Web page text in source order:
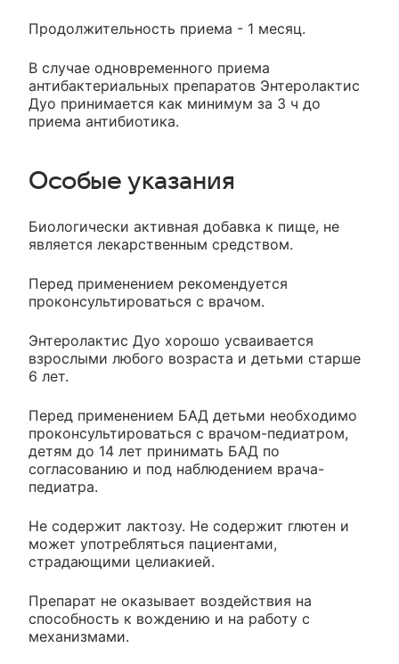
Продолжительность приема - 1 месяц.
В случае одновременного приема
антибактериальных препаратов Энтеролактис
Дуо принимается как минимум за 3 ч до
приема антибиотика.
Особые указания
Биологически активная добавка к пище, не
является лекарственным средством.
Перед применением рекомендуется
проконсультироваться с врачом.
Энтеролактис Дуо хорошо усваивается
взрослыми любого возраста и детьми старше
6 лет.
Перед применением БАД детьми необходимо
проконсультироваться с врачом-педиатром,
детям до 14 лет принимать БАД по
согласованию и под наблюдением врача-
педиатра.
Не содержит лактозу. Не содержит глютен и
может употребляться пациентами,
страдающими целиакией.
Препарат не оказывает воздействия на
способность к вождению и на работу с
механизмами.